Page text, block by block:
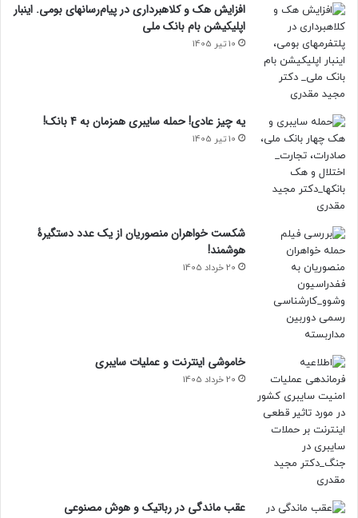
افزایش هک و کلاهبرداری در پیام‌رسانهای بومی. اینبار
اپلیکیشن بام‌ بانک ملی
10 تیر 1405
یه چیز عادی! حمله سایبری همزمان به 4 بانک!
10 تیر 1405
شکست خواهران منصوریان از یک عدد دستگیرۀ
هوشمند!
20 خرداد 1405
خاموشی اینترنت و عملیات سایبری
20 خرداد 1405
عقب ماندگی در رباتیک و هوش مصنوعی